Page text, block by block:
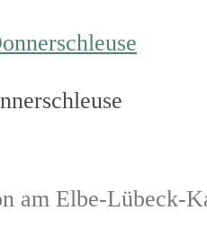
am Elbe-Lübeck-